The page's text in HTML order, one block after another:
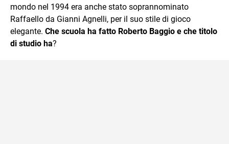
mondo nel 1994 era anche stato soprannominato
Raffaello da Gianni Agnelli, per il suo stile di gioco
elegante. Che scuola ha fatto Roberto Baggio e che titolo
di studio ha?